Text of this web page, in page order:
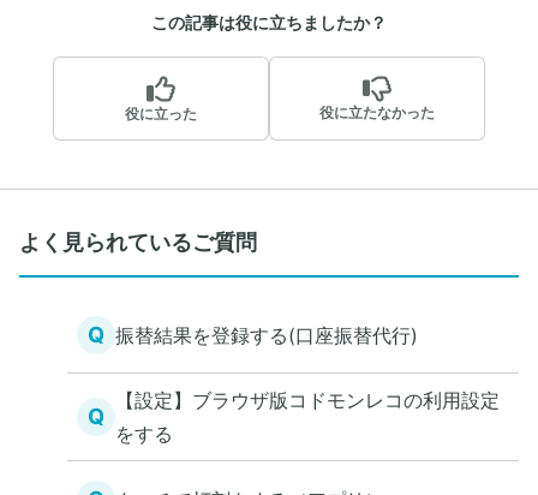
この記事は役に立ちましたか？
役に立った 役に立たなかった
よく見られているご質問
Q 振替結果を登録する(口座振替代行)
Q
【設定】ブラウザ版コドモンレコの利用設定
をする